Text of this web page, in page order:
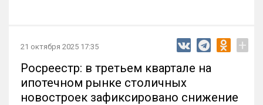
21 октября 2025 17:35 +
Росреестр: в третьем квартале на
ипотечном рынке столичных
новостроек зафиксировано снижение